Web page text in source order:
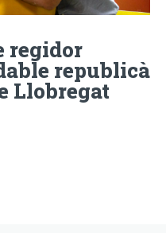
regidor
republicà
Llobregat